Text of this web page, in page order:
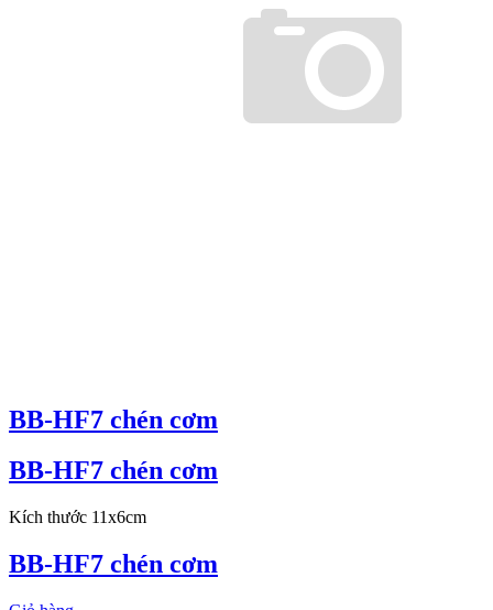
BB-HF7 chén cơm
BB-HF7 chén cơm
Kích thước 11x6cm
BB-HF7 chén cơm